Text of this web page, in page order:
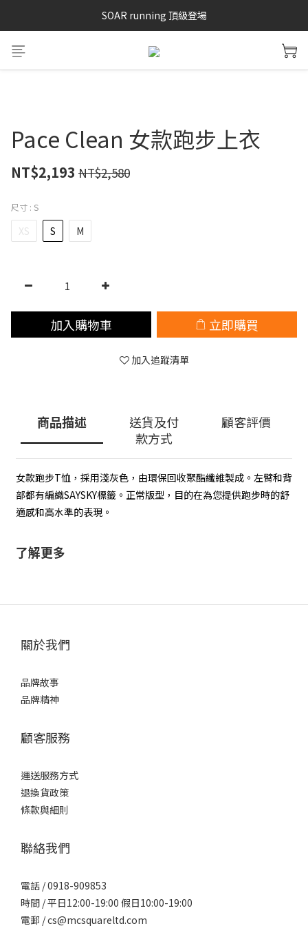
SAYSKY 26'春夏兩件85折
SOAR running 頂級登場
加入LINE好友 再領100購物金 點我加入
Pace Clean 女款跑步上衣
NT$2,193 NT$2,580
尺寸 : S
XS S M
加入購物車 立即購買
加入追蹤清單
商品描述
送貨及付
款方式
顧客評價
女款跑步T恤，採用淺灰色，由環保回收聚酯纖維製成。左臂和背
部都有編織SAYSKY標籤。正常版型，目的在為您提供跑步時的舒
適感和高水準的表現。
了解更多
關於我們
品牌故事
品牌精神
顧客服務
運送服務方式
退換貨政策
條款與細則
聯絡我們
電話 / 0918-909853
時間 / 平日12:00-19:00 假日10:00-19:00
電郵 / cs@mcsquareltd.com